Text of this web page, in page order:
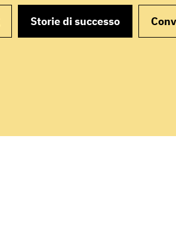
Storie di successo